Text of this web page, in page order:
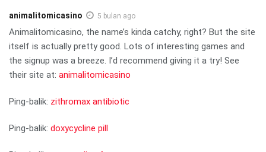
animalitomicasino 5 bulan ago
Animalitomicasino, the name’s kinda catchy, right? But the site
itself is actually pretty good. Lots of interesting games and
the signup was a breeze. I’d recommend giving it a try! See
their site at: animalitomicasino
Ping-balik: zithromax antibiotic
Ping-balik: doxycycline pill